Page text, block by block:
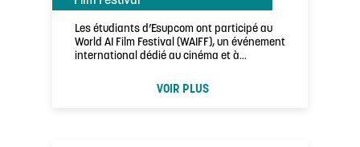
Les étudiants d’Esupcom ont participé au
World AI Film Festival (WAIFF), un événement
international dédié au cinéma et à
VOIR PLUS